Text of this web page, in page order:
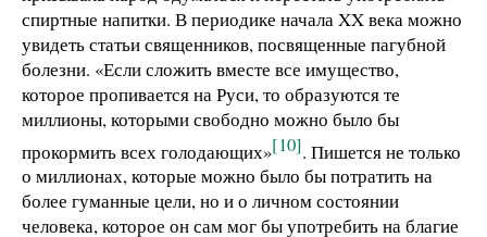
спиртные напитки. В периодике начала XX века можно
увидеть статьи священников, посвященные пагубной
болезни. «Если сложить вместе все имущество,
которое пропивается на Руси, то образуются те
миллионы, которыми свободно можно было бы
прокормить всех голодающих»[10]. Пишется не только
о миллионах, которые можно было бы потратить на
более гуманные цели, но и о личном состоянии
человека, которое он сам мог бы употребить на благие